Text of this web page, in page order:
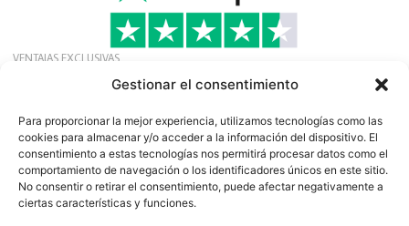
Gestionar el consentimiento
Para proporcionar la mejor experiencia, utilizamos tecnologías como las
cookies para almacenar y/o acceder a la información del dispositivo. El
consentimiento a estas tecnologías nos permitirá procesar datos como el
comportamiento de navegación o los identificadores únicos en este sitio.
No consentir o retirar el consentimiento, puede afectar negativamente a
ciertas características y funciones.
VENTAJAS EXCLUSIVAS
ofertas, noticias y eventos exclusivos.
Boletín